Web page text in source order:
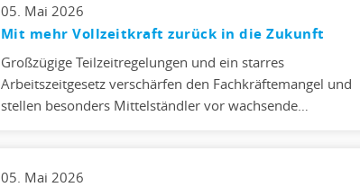
05. Mai 2026
Mit mehr Vollzeitkraft zurück in die Zukunft
Großzügige Teilzeitregelungen und ein starres
Arbeitszeitgesetz verschärfen den Fachkräftemangel und
stellen besonders Mittelständler vor wachsende…
05. Mai 2026